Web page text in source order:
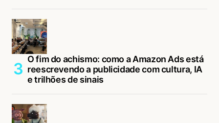
O fim do achismo: como a Amazon Ads está
reescrevendo a publicidade com cultura, IA
e trilhões de sinais